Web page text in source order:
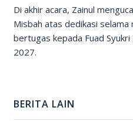
Di akhir acara, Zainul
Misbah atas dedikasi
bertugas kepada Fuad
2027.
BERITA LAIN